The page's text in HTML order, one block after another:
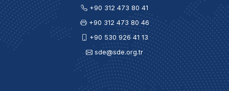
+90 312 473 80 41
+90 312 473 80 46
+90 530 926 41 13
sde@sde.org.tr